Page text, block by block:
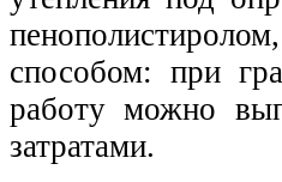
способом: при
работу можно
затратами.